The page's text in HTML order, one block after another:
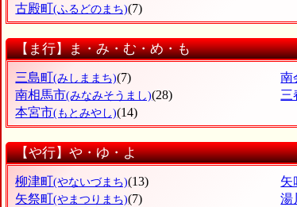
古殿町(ふるどのまち)(7)
【ま行】ま・み・む・め・も
三島町(みしままち)(7) 南
南相馬市(みなみそうまし)(28) 三
本宮市(もとみやし)(14)
【や行】や・ゆ・よ
柳津町(やないづまち)(13) 矢
矢祭町(やまつりまち)(7) 湯